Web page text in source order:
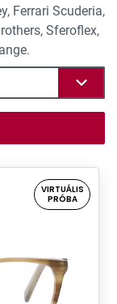
Ferrari Scuderia,
Sferoflex,
VIRTUÁLIS
PRÓBA